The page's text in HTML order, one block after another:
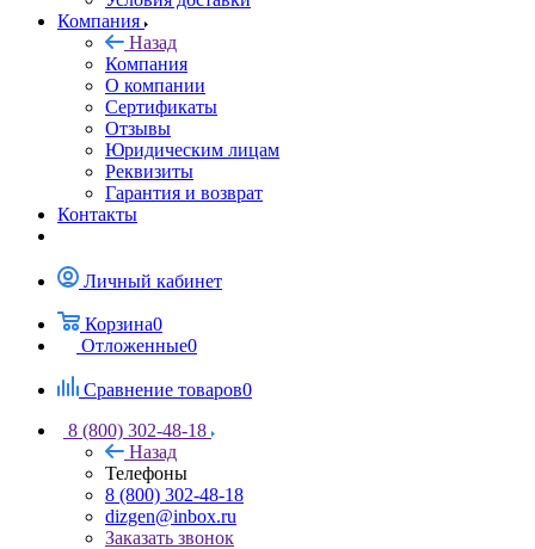
Компания
Назад
Компания
О компании
Сертификаты
Отзывы
Юридическим лицам
Реквизиты
Гарантия и возврат
Контакты
Личный кабинет
Корзина0
Отложенные0
Сравнение товаров0
8 (800) 302-48-18
Назад
Телефоны
8 (800) 302-48-18
dizgen@inbox.ru
Заказать звонок